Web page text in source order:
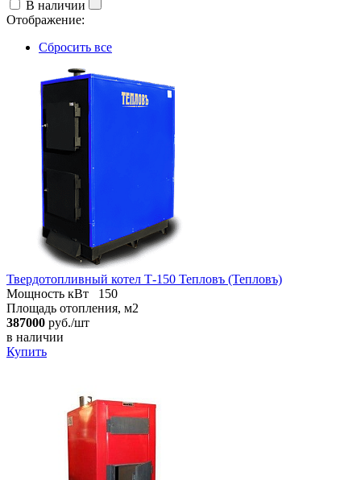
В наличии
Отображение:
Сбросить все
Твердотопливный котел Т-150 Тепловъ (Тепловъ)
Мощность кВт
150
Площадь отопления, м2
387000 руб./шт
в наличии
Купить